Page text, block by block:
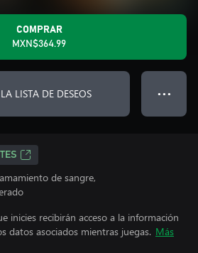
COMPRAR
MXN$364.99
LISTA DE DESEOS ● ● ●
de sangre,
inicies recibirán acceso a la información
datos asociados mientras juegas. Más